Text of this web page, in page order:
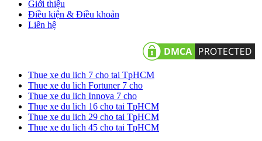
Giới thiệu
Điều kiện & Điều khoản
Liên hệ
Thue xe du lich 7 cho tai TpHCM
Thue xe du lich Fortuner 7 cho
Thue xe du lich Innova 7 cho
Thue xe du lich 16 cho tai TpHCM
Thue xe du lich 29 cho tai TpHCM
Thue xe du lich 45 cho tai TpHCM